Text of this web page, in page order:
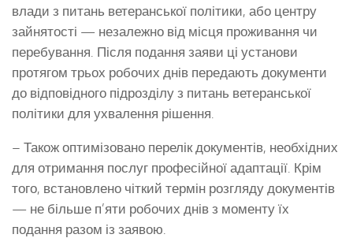
влади з питань ветеранської політики, або центру
зайнятості — незалежно від місця проживання чи
перебування. Після подання заяви ці установи
протягом трьох робочих днів передають документи
до відповідного підрозділу з питань ветеранської
політики для ухвалення рішення.
– Також оптимізовано перелік документів, необхідних
для отримання послуг професійної адаптації. Крім
того, встановлено чіткий термін розгляду документів
— не більше п’яти робочих днів з моменту їх
подання разом із заявою.